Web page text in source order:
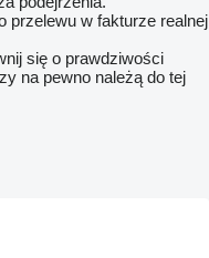
przelewu w fakturze realnej
się o prawdziwości
na pewno należą do tej